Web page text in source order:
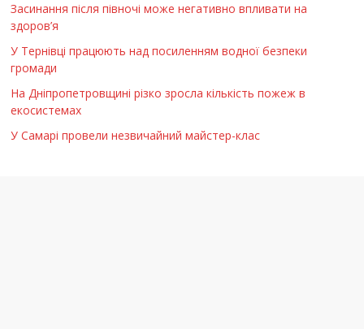
Засинання після півночі може негативно впливати на
здоров’я
У Тернівці працюють над посиленням водної безпеки
громади
На Дніпропетровщині різко зросла кількість пожеж в
екосистемах
У Самарі провели незвичайний майстер-клас